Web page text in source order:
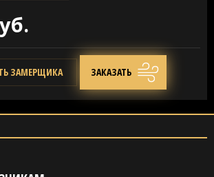
ЗАМЕРЩИКА ЗАКАЗАТЬ